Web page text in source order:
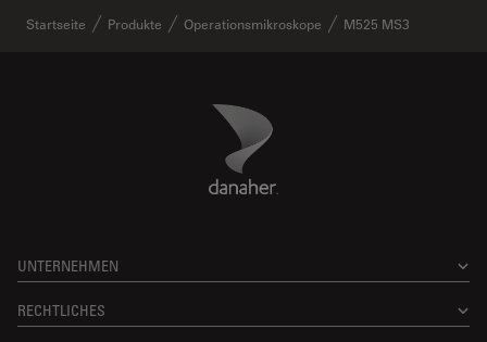
Startseite Produkte Operationsmikroskope M525 MS3
Danaher Logo
UNTERNEHMEN
RECHTLICHES